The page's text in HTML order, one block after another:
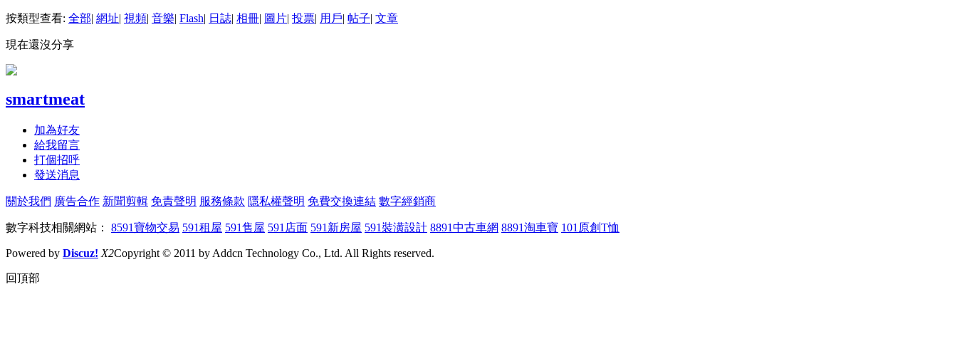
按類型查看: 全部| 網址| 視頻| 音樂| Flash| 日誌| 相冊| 圖片| 投票| 用戶| 帖子| 文章
現在還沒分享
smartmeat
加為好友
給我留言
打個招呼
發送消息
關於我們 廣告合作 新聞剪輯 免責聲明 服務條款 隱私權聲明 免費交換連結 數字經銷商
數字科技相關網站： 8591寶物交易 591租屋 591售屋 591店面 591新房屋 591裝潢設計 8891中古車網 8891淘車寶 101原創T恤
Powered by Discuz! X2Copyright © 2011 by Addcn Technology Co., Ltd. All Rights reserved.
回頂部